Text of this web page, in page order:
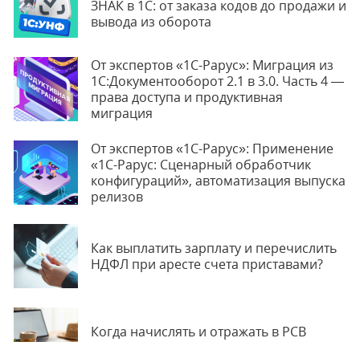
ЗНАК в 1С: от заказа кодов до продажи и
вывода из оборота
От экспертов «1С-Рарус»: Миграция из
1С:Документооборот 2.1 в 3.0. Часть 4 —
права доступа и продуктивная
миграция
От экспертов «1С-Рарус»: Применение
«1С-Рарус: Сценарный обработчик
конфигураций», автоматизация выпуска
релизов
Как выплатить зарплату и перечислить
НДФЛ при аресте счета приставами?
Когда начислять и отражать в РСВ